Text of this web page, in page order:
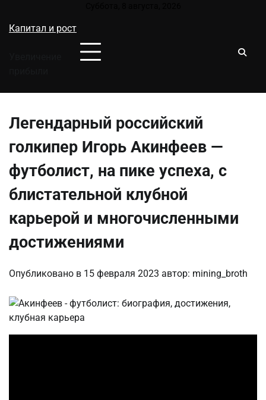
содержимому
Капитал и рост
Легендарный российский
голкипер Игорь Акинфеев —
футболист, на пике успеха, с
блистательной клубной
карьерой и многочисленными
достижениями
Опубликовано в 15 февраля 2023 автор: mining_broth